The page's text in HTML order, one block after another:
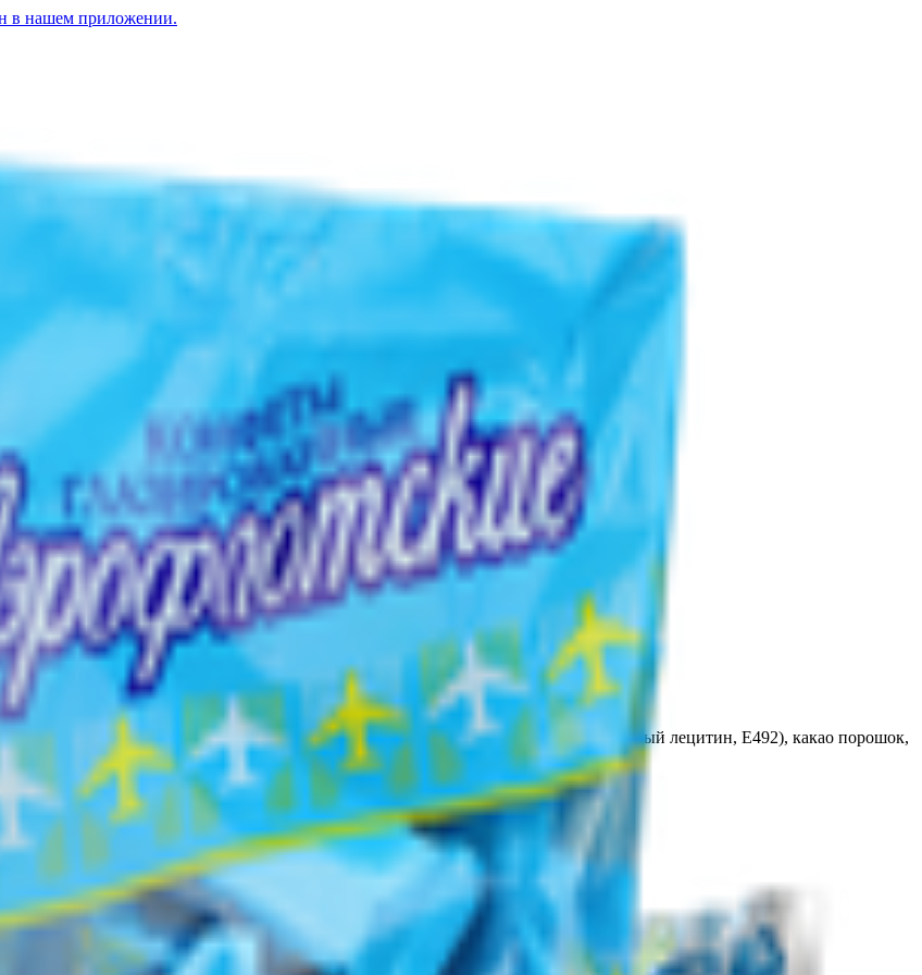
в нашем приложении.
«Аэрофлотские» глазированные 6.30
начинкой, прекрасно подойдут для чаепития!
лауринового типа (фракция гидрогенизированного масла) эмульгаторы (соевый лецитин, Е492), какао порошок,
кусочков фруктовых косточек чернослива.